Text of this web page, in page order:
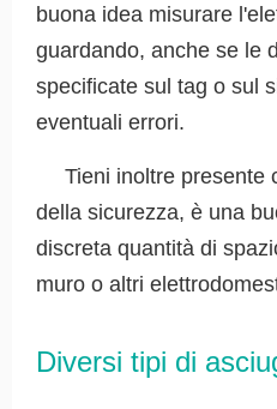
buona idea misurare
guardando, anche se le
specificate sul tag o sul
eventuali errori.
Tieni inoltre presente
della sicurezza, è una
discreta quantità di
muro o altri
Diversi tipi di